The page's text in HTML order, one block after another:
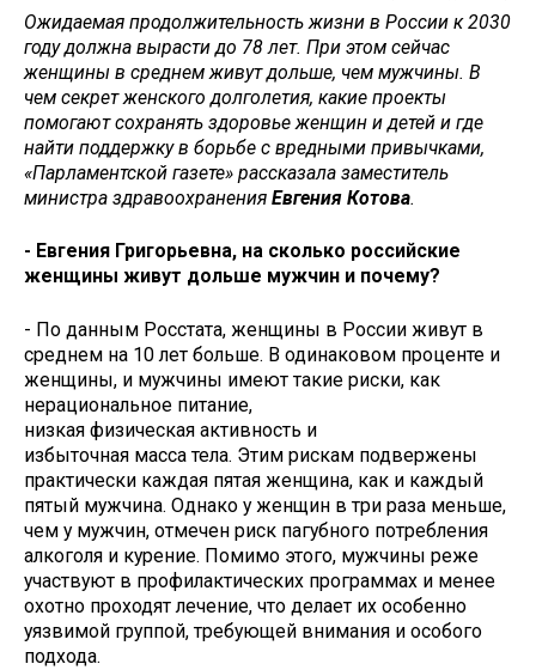
Ожидаемая продолжительность жизни в России к 2030
году должна вырасти до 78 лет. При этом сейчас
женщины в среднем живут дольше, чем мужчины. В
чем секрет женского долголетия, какие проекты
помогают сохранять здоровье женщин и детей и где
найти поддержку в борьбе с вредными привычками,
«Парламентской газете» рассказала заместитель
министра здравоохранения Евгения Котова.
- Евгения Григорьевна, на сколько российские
женщины живут дольше мужчин и почему?
- По данным Росстата, женщины в России живут в
среднем на 10 лет больше. В одинаковом проценте и
женщины, и мужчины имеют такие риски, как
нерациональное питание,
низкая физическая активность и
избыточная масса тела. Этим рискам подвержены
практически каждая пятая женщина, как и каждый
пятый мужчина. Однако у женщин в три раза меньше,
чем у мужчин, отмечен риск пагубного потребления
алкоголя и курение. Помимо этого, мужчины реже
участвуют в профилактических программах и менее
охотно проходят лечение, что делает их особенно
уязвимой группой, требующей внимания и особого
подхода.